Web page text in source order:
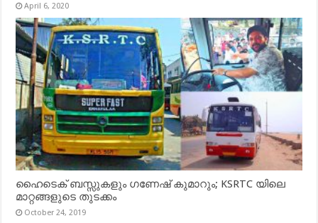
April 6, 2020
ഹൈടെക് ബസ്സുകളും ഗണേഷ് കുമാറും; KSRTC യിലെ
മാറ്റങ്ങളുടെ തുടക്കം
October 24, 2019